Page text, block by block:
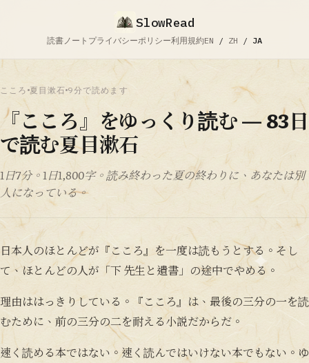
SlowRead
読書ノート プライバシーポリシー利用規約EN / ZH / JA
こころ 夏目漱石 9分で読めます
『こころ』をゆっくり読む — 83日
で読む夏目漱石
1日7分。1日1,800字。読み終わった夏の終わりに、あなたは別
人になっている。
日本人のほとんどが『こころ』を一度は読もうとする。そし
て、ほとんどの人が「下 先生と遺書」の途中でやめる。
理由ははっきりしている。『こころ』は、最後の三分の一を読
むために、前の三分の二を耐える小説だからだ。
速く読める本ではない。速く読んではいけない本でもない。ゆ